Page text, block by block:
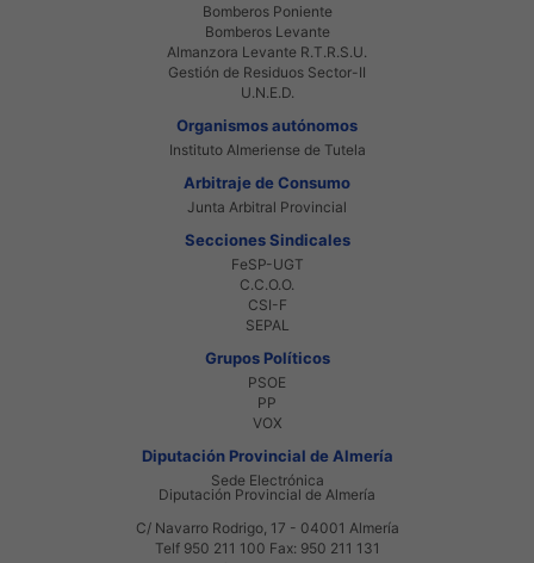
Bomberos Poniente
Bomberos Levante
Almanzora Levante R.T.R.S.U.
Gestión de Residuos Sector-II
U.N.E.D.
Organismos autónomos
Instituto Almeriense de Tutela
Arbitraje de Consumo
Junta Arbitral Provincial
Secciones Sindicales
FeSP-UGT
C.C.O.O.
CSI-F
SEPAL
Grupos Políticos
PSOE
PP
VOX
Diputación Provincial de Almería
Sede Electrónica
Diputación Provincial de Almería
C/ Navarro Rodrigo, 17 - 04001 Almería
Telf 950 211 100 Fax: 950 211 131